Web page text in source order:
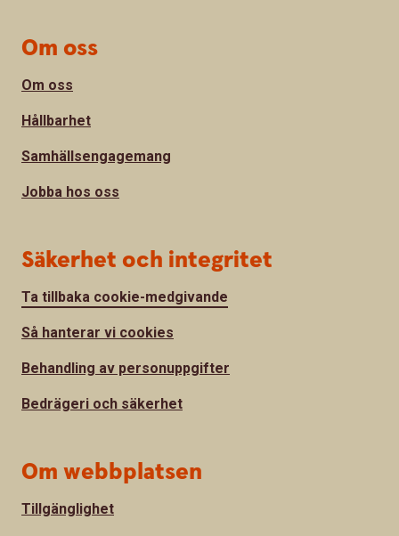
Om oss
Om oss
Hållbarhet
Samhällsengagemang
Jobba hos oss
Säkerhet och integritet
Ta tillbaka cookie-medgivande
Så hanterar vi cookies
Behandling av personuppgifter
Bedrägeri och säkerhet
Om webbplatsen
Tillgänglighet